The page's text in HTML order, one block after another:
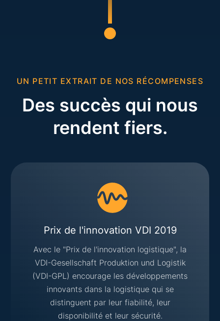
UN PETIT EXTRAIT DE NOS RÉCOMPENSES
Des succès qui nous
rendent fiers.
Prix de l'innovation VDI 2019
Avec le "Prix de l'innovation logistique", la
VDI-Gesellschaft Produktion und Logistik
(VDI-GPL) encourage les développements
innovants dans la logistique qui se
distinguent par leur fiabilité, leur
disponibilité et leur sécurité.